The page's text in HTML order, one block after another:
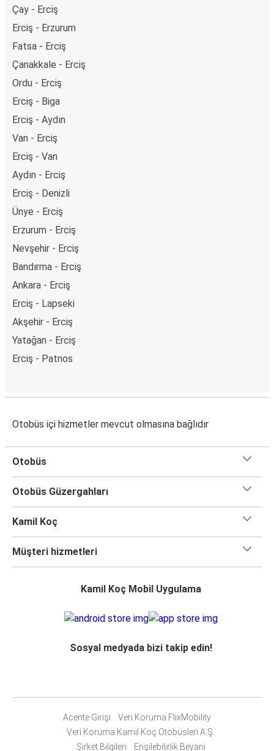
Çay - Erciş
Erciş - Erzurum
Fatsa - Erciş
Çanakkale - Erciş
Ordu - Erciş
Erciş - Biga
Erciş - Aydın
Van - Erciş
Erciş - Van
Aydın - Erciş
Erciş - Denizli
Ünye - Erciş
Erzurum - Erciş
Nevşehir - Erciş
Bandırma - Erciş
Ankara - Erciş
Erciş - Lapseki
Akşehir - Erciş
Yatağan - Erciş
Erciş - Patnos
Otobüs içi hizmetler mevcut olmasına bağlıdır
Otobüs
Otobüs Güzergahları
Kamil Koç
Müşteri hizmetleri
Kamil Koç Mobil Uygulama
Sosyal medyada bizi takip edin!
Acente Girişi
Veri Koruma FlixMobility
Veri Koruma Kamil Koç Otobüsleri A.Ş.
Şirket Bilgileri
Erişilebilirlik Beyanı